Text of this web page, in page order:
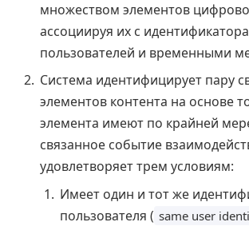
множеством элементов
ассоциируя их с
пользователей и временными
Система идентифицирует пару
элементов контента на основе
элемента имеют по крайней
связанное событие
удовлетворяет трем условиям:
Имеет один и тот же
пользователя ( same user